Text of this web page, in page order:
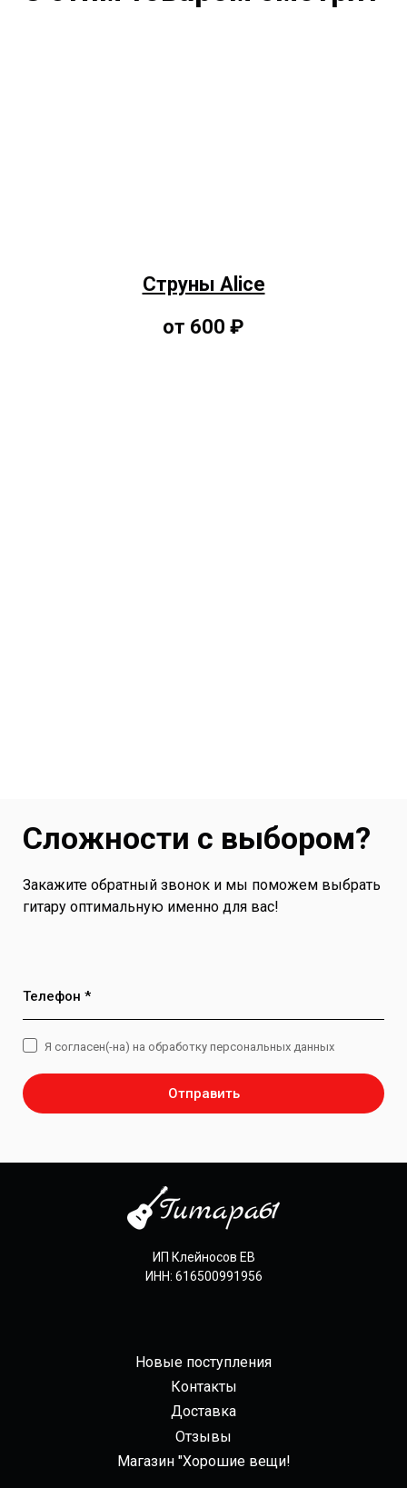
Струны Alice
от 600 ₽
Сложности с выбором?
Закажите обратный звонок и мы поможем выбрать
гитару оптимальную именно для вас!
Телефон *
Отправить
Я согласен(-на) на обработку персональных данных
ИП Клейносов ЕВ
ИНН: 616500991956
Новые поступления
Контакты
Доставка
Отзывы
Магазин "Хорошие вещи!